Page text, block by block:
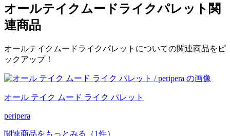
オールテイクムードライクパレット 関
連商品
オールテイクムードライクパレットについての関連商品をピ
ックアップ！
オール テイク ムード ライク パレット
peripera
関連商品をもっとみる （1件）